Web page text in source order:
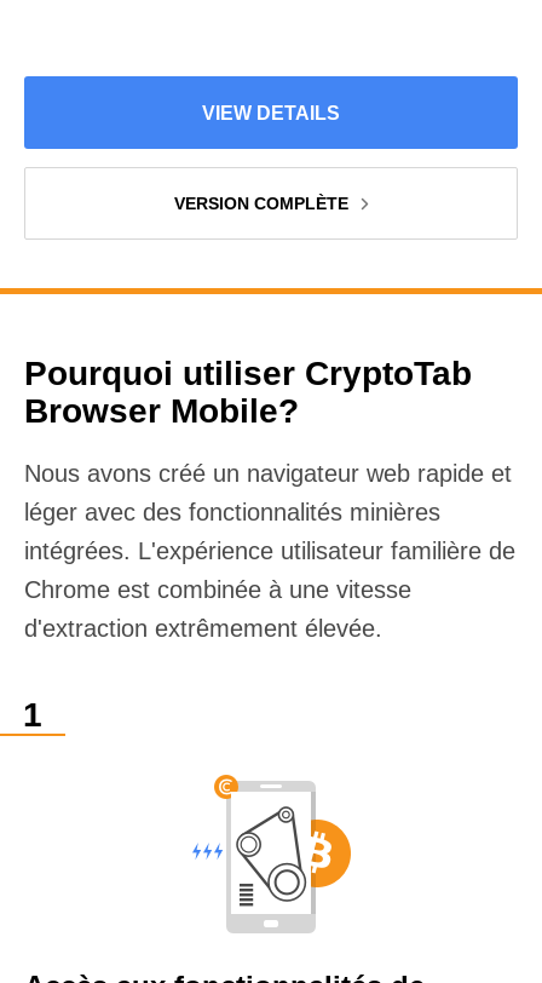
VIEW DETAILS
VERSION COMPLÈTE
Pourquoi utiliser CryptoTab
Browser Mobile?
Nous avons créé un navigateur web rapide et
léger avec des fonctionnalités minières
intégrées. L'expérience utilisateur familière de
Chrome est combinée à une vitesse
d'extraction extrêmement élevée.